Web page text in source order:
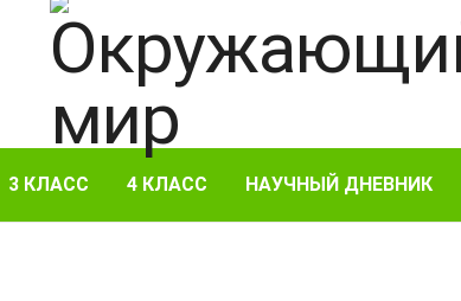
3 КЛАСС 4 КЛАСС НАУЧНЫЙ ДНЕВНИК